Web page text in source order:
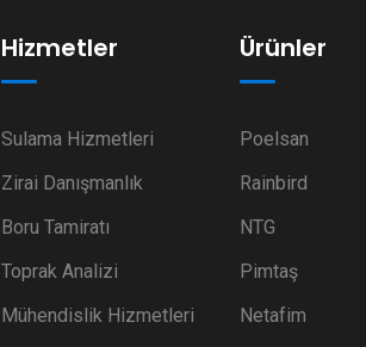
Hizmetler
Sulama Hizmetleri
Zirai Danışmanlık
Boru Tamiratı
Toprak Analizi
Mühendislik Hizmetleri
Ürünler
Poelsan
Rainbird
NTG
Pimtaş
Netafim